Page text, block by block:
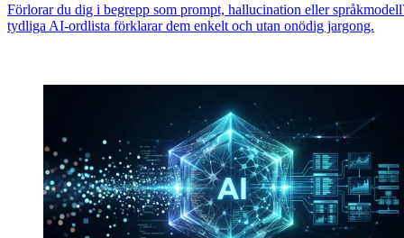
Förlorar du dig i begrepp som prompt, hallucination eller
tydliga AI-ordlista förklarar dem enkelt och utan onödig jargong.